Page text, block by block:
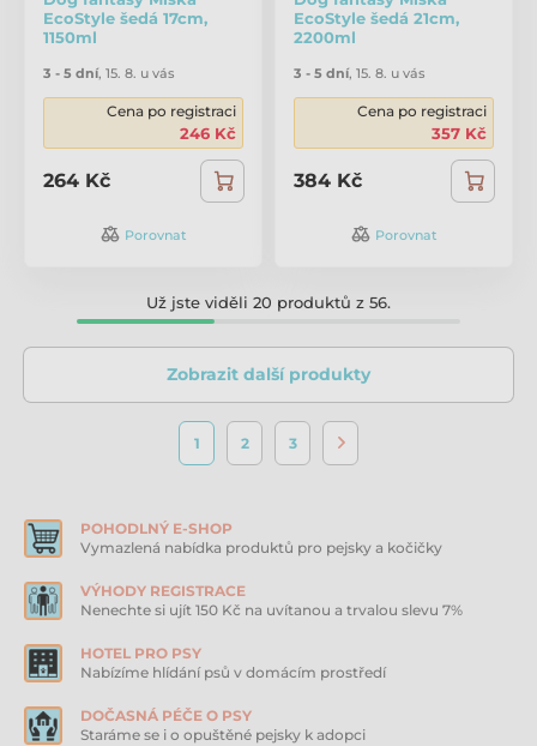
EcoStyle šedá 17cm,
1150ml
3 - 5 dní, 15. 8. u vás
Cena po registraci
246 Kč
264 Kč
Porovnat
EcoStyle šedá 21cm,
2200ml
3 - 5 dní, 15. 8. u vás
Cena po registraci
357 Kč
384 Kč
Porovnat
Už jste viděli 20 produktů z 56.
Zobrazit další produkty
1 2 3
POHODLNÝ E-SHOP
Vymazlená nabídka produktů pro pejsky a kočičky
VÝHODY REGISTRACE
Nenechte si ujít 150 Kč na uvítanou a trvalou slevu 7%
HOTEL PRO PSY
Nabízíme hlídání psů v domácím prostředí
DOČASNÁ PÉČE O PSY
Staráme se i o opuštěné pejsky k adopci